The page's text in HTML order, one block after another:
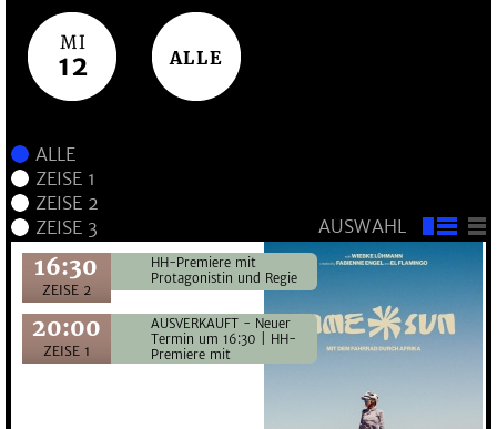
12 ALLE
AUSWAHL
16:30
ZEISE 2
HH-Premiere mit
Protagonistin und Regie
20:00
ZEISE 1
AUSVERKAUFT - Neuer
Termin um 16:30 | HH-
Premiere mit